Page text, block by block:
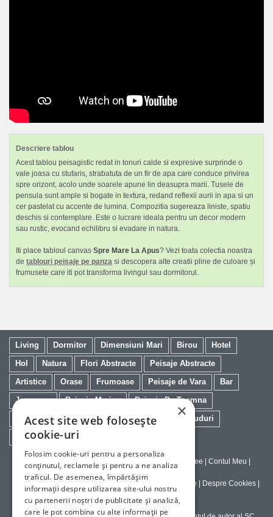
Descriere tablou
Acest tablou peisagistic redat in tonuri calde si expresive surprinde o
vale joasa cu stufaris, strabatuta de un fir de apa care conduce privirea
spre orizont, acolo unde soarele apune lin deasupra marii. Tusele de
pensula sunt ample si bogate in textura, redand reflexii aurii in apa si un
cer pastelat cu accente de lumina. Compozitia sugereaza liniste, spatiu
deschis si contemplare. Este o lucrare ideala pentru un decor modern
sau rustic, evocand echilibru si evadare in natura.
Iti place tabloul canvas Spre Mare La Apus? Vezi toata colectia noastra
de tablouri peisaje pe panza si descopera alte creatii pline de culoare și
frumusete care iti pot transforma livingul sau dormitorul.
Living Dormitor Dimensiuni Mari Birou
Hotel
Hol
Natura Flori Abstracte
Peisaje Abstracte
Artistice
Orase Frumoase Peisaje de Vara
Bar
Japoneze
Peisaje Marine
Peisaje De Toamna
Minimaliste
Salon Cai Feng Shui
Nuduri
Trandafiri
Vintage
Contact Despre galeriaq Calitatea Tablourilor Giclee Contul Meu
Tablouri la Comanda
| Politica de Confidentialitate Despre Cookies
×
Acest site web folosește
cookie-uri
Folosim cookie-uri pentru a personaliza
conținutul, reclamele și pentru a ne analiza
traficul. De asemenea, împărtășim
informații despre utilizarea site-ului nostru
cu partenerii noștri de publicitate și analiză,
care le pot combina cu alte informații pe